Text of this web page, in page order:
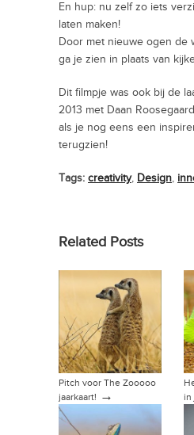
En hup: nu zelf zo iets
laten maken!
Door met nieuwe ogen de
ga je zien in plaats van
Dit filmpje was ook bij de
2013 met Daan
als je nog eens een
terugzien!
Tags: creativity, Design,
Related Posts
Pitch voor The Zooooo
jaarkaart! →
in